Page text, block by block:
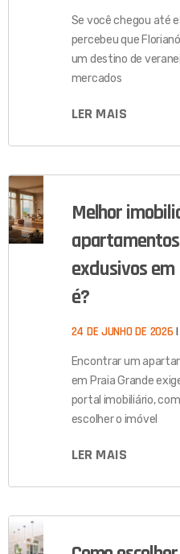
Se você chegou até
percebeu que
um destino de
mercados
LER MAIS
Melhor
exclusivos em
é?
24 DE JUNHO DE 2026
Encontrar um
em Praia Grande
portal imobiliário,
escolher o imóvel
LER MAIS